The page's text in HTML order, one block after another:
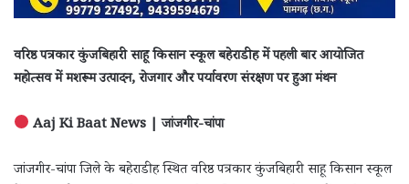
वरिष्ठ पत्रकार कुंजबिहारी साहू किसान स्कूल बहेराडीह में पहली बार आयोजित
महोत्सव में मशरूम उत्पादन, रोजगार और पर्यावरण संरक्षण पर हुआ मंथन
Aaj Ki Baat News | जांजगीर-चांपा
जांजगीर-चांपा जिले के बहेराडीह स्थित वरिष्ठ पत्रकार कुंजबिहारी साहू किसान स्कूल